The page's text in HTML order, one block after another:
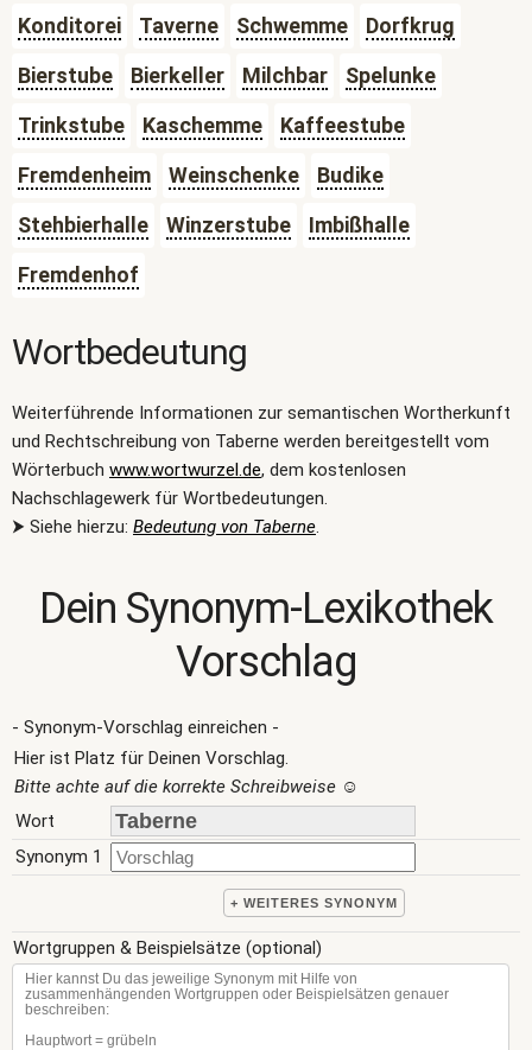
Konditorei Taverne Schwemme
Dorfkrug
Bierstube
Bierkeller Milchbar
Spelunke
Trinkstube
Kaschemme
Kaffeestube
Fremdenheim
Weinschenke
Budike
Stehbierhalle
Winzerstube
Imbißhalle
Fremdenhof
Wortbedeutung
Weiterführende Informationen zur semantischen Wortherkunft
und Rechtschreibung von Taberne werden bereitgestellt vom
Wörterbuch www.wortwurzel.de, dem kostenlosen
Nachschlagewerk für Wortbedeutungen.
⮞ Siehe hierzu: Bedeutung von Taberne.
Dein Synonym-Lexikothek
Vorschlag
- Synonym-Vorschlag einreichen -
Hier ist Platz für Deinen Vorschlag.
Bitte achte auf die korrekte Schreibweise ☺
Wort
Synonym 1
+ WEITERES SYNONYM
Wortgruppen & Beispielsätze (optional)